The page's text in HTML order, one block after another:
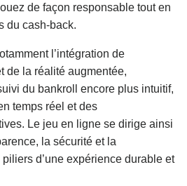
de façon responsable tout en
du cash‑back.
l’intégration de
de la réalité augmentée,
du bankroll encore plus intuitif,
temps réel et des
Le jeu en ligne se dirige ainsi
la sécurité et la
d’une expérience durable et